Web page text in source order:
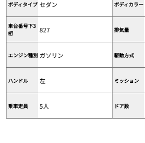
ボディタイプ セダン ボディカラー
車台番号下3
桁
827 排気量
エンジン種別 ガソリン 駆動方式
ハンドル 左 ミッション
乗車定員 5人 ドア数